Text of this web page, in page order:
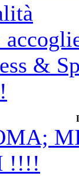
&
!!!!